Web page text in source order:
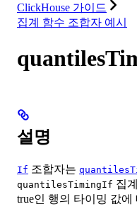
ClickHouse 가이드
집계 함수 조합자 예시
설명
If 조합자는
quantilesTimingIf 집
true인 행의 타이밍 값